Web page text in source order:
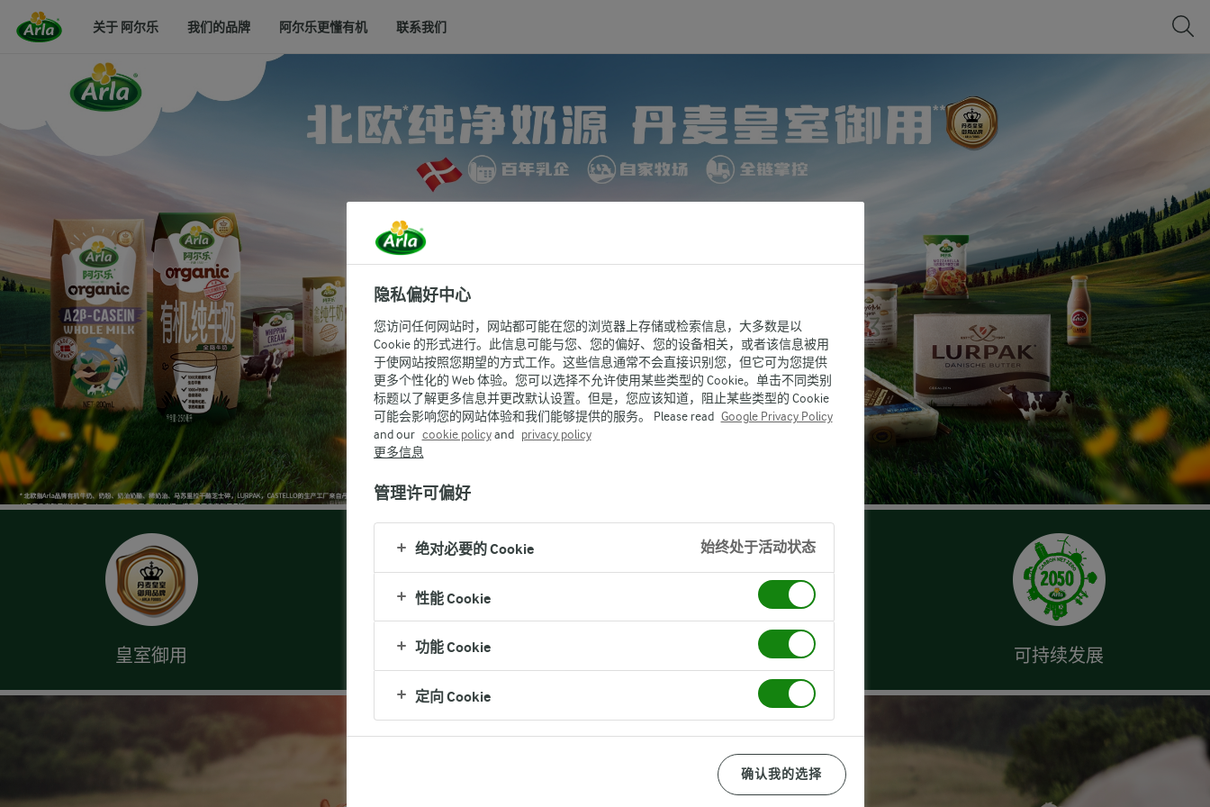
关于 阿尔乐 我们的品牌 阿尔乐更懂有机 联系我们
皇室御用 百年品质 奶农自营 可持续发展
隐私偏好中心
您访问任何网站时，网站都可能在您的浏览器上存储或检索信息，大多数是以
Cookie 的形式进行。此信息可能与您、您的偏好、您的设备相关，或者该信息被用
于使网站按照您期望的方式工作。这些信息通常不会直接识别您，但它可为您提供
更多个性化的 Web 体验。您可以选择不允许使用某些类型的 Cookie。单击不同类别
标题以了解更多信息并更改默认设置。但是，您应该知道，阻止某些类型的 Cookie
可能会影响您的网站体验和我们能够提供的服务。 Please read Google Privacy Policy
and our cookie policyand privacy policy
更多信息
管理许可偏好
绝对必要的 Cookie 始终处于活动状态
性能 Cookie
功能 Cookie
定向 Cookie
确认我的选择